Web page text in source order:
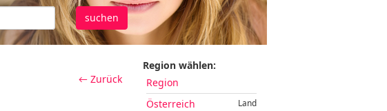
suchen
← Zurück
Region wählen:
Region
Land
Österreich